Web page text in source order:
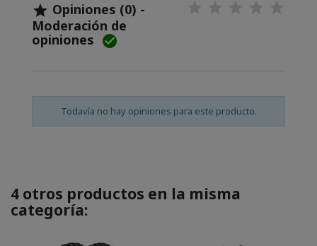
 Opiniones (0) -
Moderación de
opiniones 
Todavía no hay opiniones para este producto.
4 otros productos en la misma
categoría: